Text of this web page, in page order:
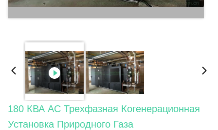
180 КВА AC Трехфазная Когенерационная
Установка Природного Газа